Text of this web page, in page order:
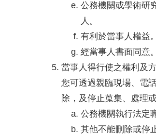
公務機關或學術研
人。
有利於當事人權益。
經當事人書面同意。
當事人得行使之權利及
您可透過親臨現場、電
除，及停止蒐集、處理
公務機關執行法定
其他不能刪除或停